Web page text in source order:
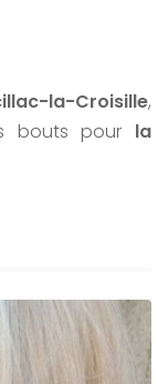
la-Croisille,
bouts pour la